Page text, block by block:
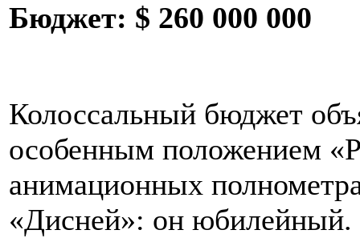
Бюджет: $ 260 000 000
Колоссальный бюджет
особенным положением
анимационных
«Дисней»: он юбилейный.